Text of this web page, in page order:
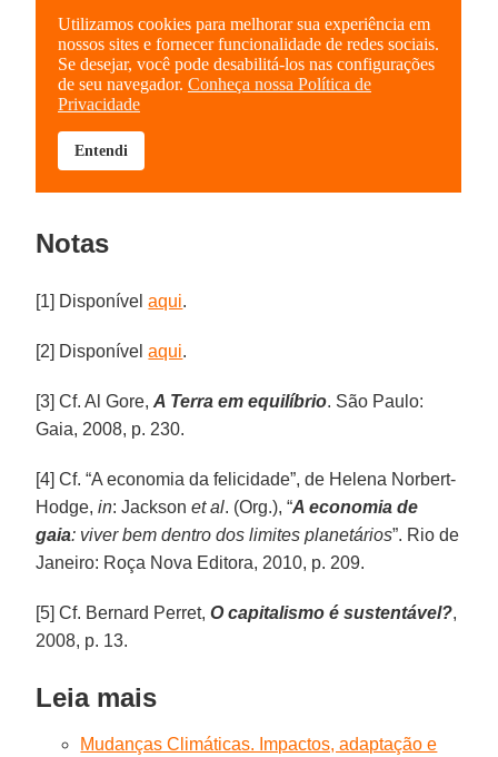
Notas
[1] Disponívelaqui.
[2] Disponívelaqui.
[3] Cf. Al Gore,A Terra em equilíbrio. São Paulo:
Gaia, 2008, p. 230.
[4] Cf. “A economia da felicidade”, de Helena Norbert-
Hodge,in: Jacksonet al. (Org.), “A economia de
gaia: viver bem dentro dos limites planetários”. Rio de
Janeiro: Roça Nova Editora, 2010, p. 209.
[5] Cf. Bernard Perret,O capitalismo é sustentável?,
2008, p. 13.
Leia mais
Mudanças Climáticas. Impactos, adaptação e